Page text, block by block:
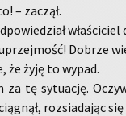
– za­czął.
Do­brze
że żyję to wypad.
za tę sy­tu­ację.
roz­sia­da­jąc